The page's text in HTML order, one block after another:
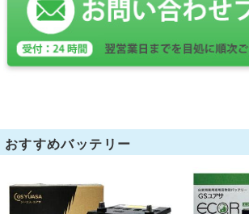
おすすめバッテリー